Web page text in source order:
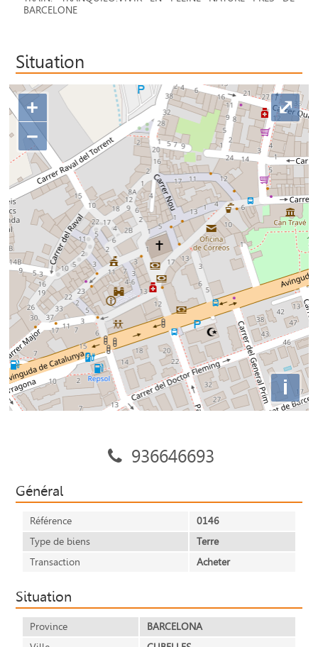
BARCELONE
Situation
+
−
i
⤢
936646693
Général
Référence
0146
Type de biens
Terre
Transaction
Acheter
Situation
Province
BARCELONA